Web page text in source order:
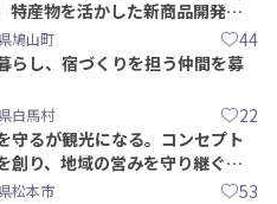
特産物を活かした新商品開発＆
ー募集！
鳩山町 44
らし、宿づくりを担う仲間を募
白馬村 22
守るが観光になる。コンセプト
創り、地域の営みを守り継ぐ仲
ませんか？
松本市 53